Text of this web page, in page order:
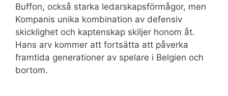
Buffon, också starka ledarskapsförmågor, men
Kompanis unika kombination av defensiv
skicklighet och kaptenskap skiljer honom åt.
Hans arv kommer att fortsätta att påverka
framtida generationer av spelare i Belgien och
bortom.